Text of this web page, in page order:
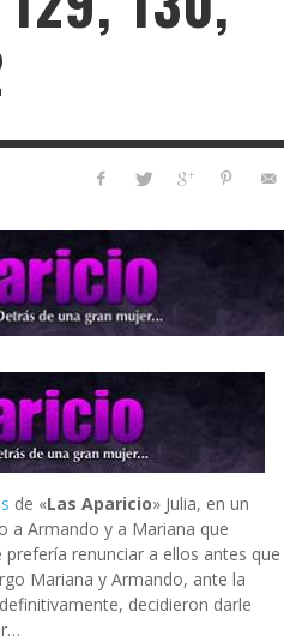
de «Las Aparicio» Julia, en un
a Armando y a Mariana que
renunciar a ellos antes que
Mariana y Armando, ante la
decidieron darle